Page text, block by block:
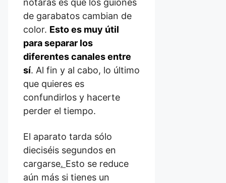
notarás es que los guiones
de garabatos cambian de
color. Esto es muy útil
para separar los
diferentes canales entre
sí. Al fin y al cabo, lo último
que quieres es
confundirlos y hacerte
perder el tiempo.
El aparato tarda sólo
dieciséis segundos en
cargarse. Esto se reduce
aún más si tienes un